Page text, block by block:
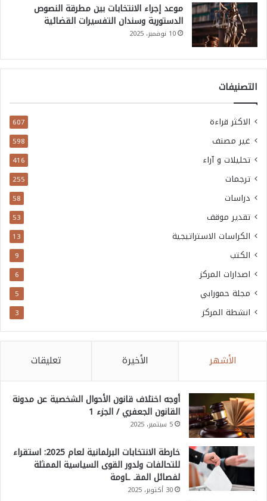
موعد إجراء الانتخابات بين مطرقة النصوص
الدستورية وسندان التفسيرات القضائية
10 نوفمبر، 2025
التصنيفات
الاكثر قراءة 607
غير مصنف 598
تحليلات و آراء 416
ترجمات 255
دراسات 58
تقدير موقف 53
الكراسات الاستراتيجية 13
الكتب 9
اصدارات المركز 6
مجلة حمورابي 5
انشطة المركز 3
الأشهر الأخيرة تعليقات
أوجه اختلاف قانون الأحوال الشخصية عن مدونة
القانون الجعفري / الجزء 1
5 سبتمبر، 2025
خارطة الانتخابات البرلمانية لعام 2025: استقراء
للتحالفات ولدور القوى السياسية الممثلة
لفصائل المقـ ـاومة
30 أكتوبر، 2025